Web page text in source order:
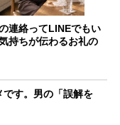
の連絡ってLINEでもい
持ちが伝わるお礼の
す。男の「誤解を